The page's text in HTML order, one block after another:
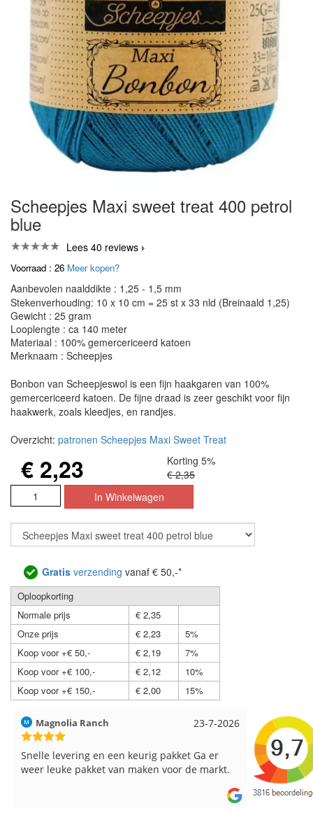
Scheepjes Maxi sweet treat 400 petrol
blue
Lees 40 reviews
Voorraad : 26 Meer kopen?
Aanbevolen naalddikte : 1,25 - 1,5 mm
Stekenverhouding: 10 x 10 cm = 25 st x 33 nld (Breinaald 1,25)
Gewicht : 25 gram
Looplengte : ca 140 meter
Materiaal : 100% gemercericeerd katoen
Merknaam : Scheepjes
Bonbon van Scheepjeswol is een fijn haakgaren van 100%
gemercericeerd katoen. De fijne draad is zeer geschikt voor fijn
haakwerk, zoals kleedjes, en randjes.
Overzicht: patronen Scheepjes Maxi Sweet Treat
€ 2,23
Korting 5%
€ 2,35
Gratis verzending vanaf € 50,-*
Oploopkorting
Normale prijs
€ 2,35
Onze prijs
€ 2,23
5%
Koop voor +€ 50,-
€ 2,19
7%
Koop voor +€ 100,-
€ 2,12
10%
Koop voor +€ 150,-
€ 2,00 15%
17-7-2026
Hilde uit Loyers
Reeds meerdere keren breigaren en
breinaalden besteld, altijd heel tevreden over
Loes uit
Snelle